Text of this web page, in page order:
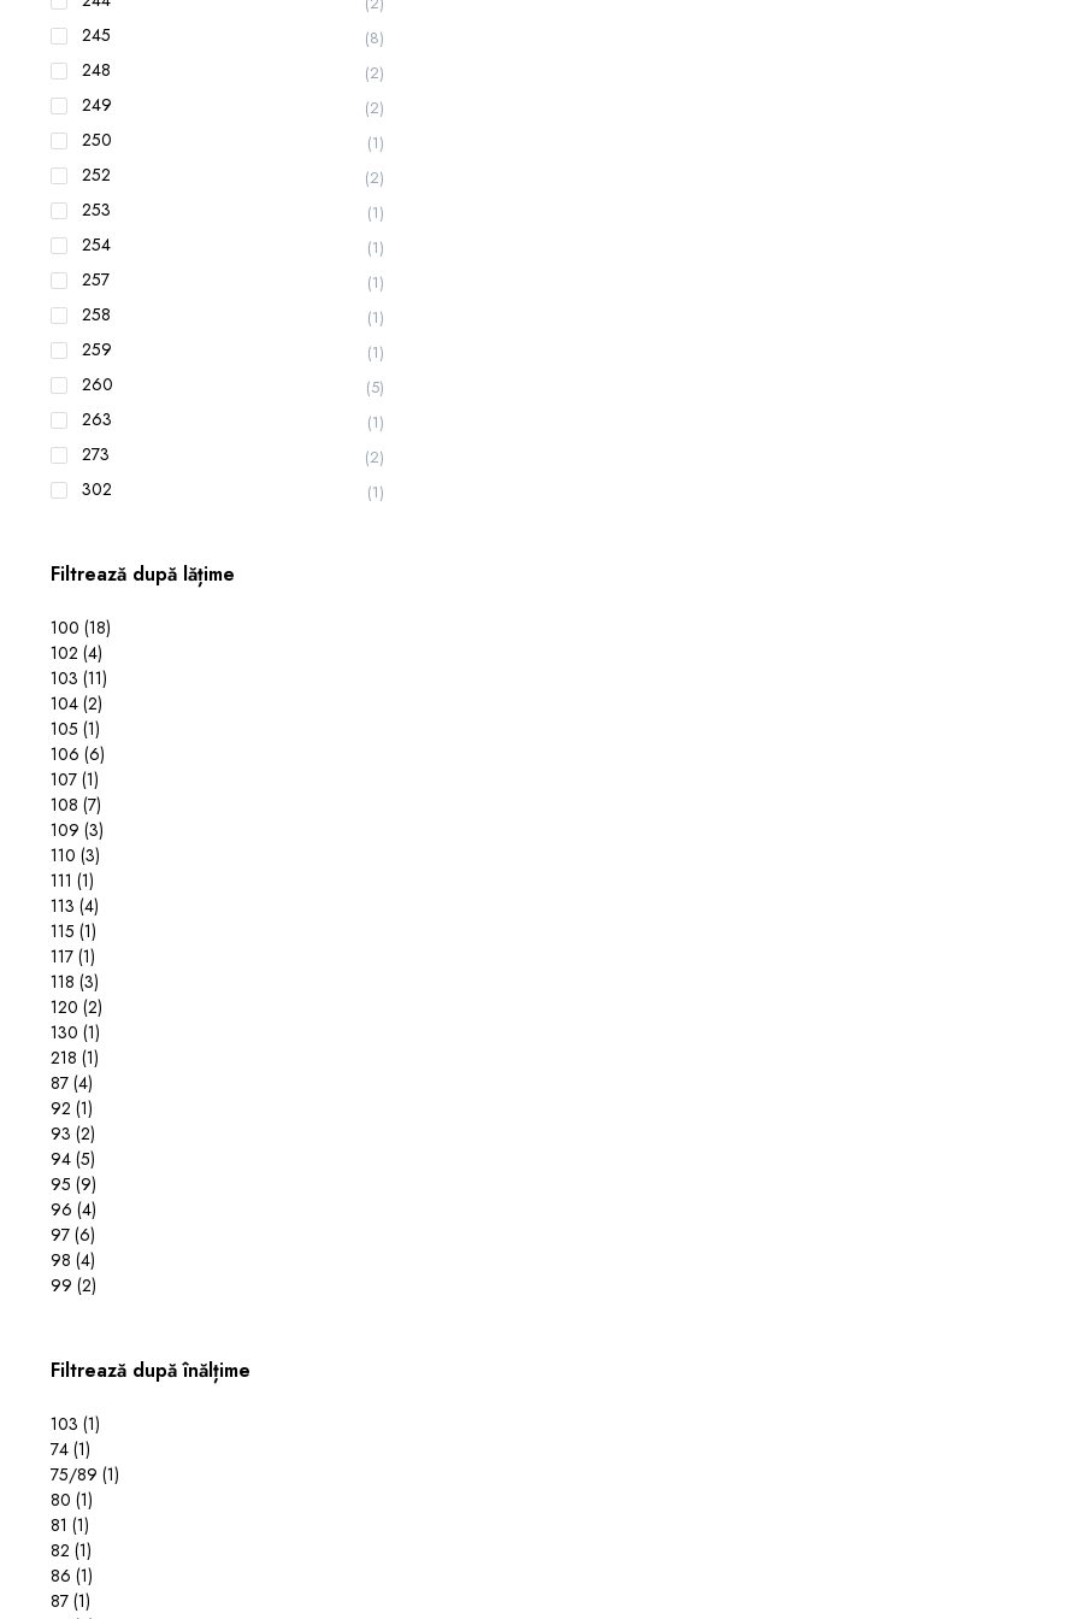
245 (8)
248 (2)
249 (2)
250 (1)
252 (2)
253 (1)
254 (1)
257 (1)
258 (1)
259 (1)
260 (5)
263 (1)
273 (2)
302 (1)
Filtrează după lățime
100 (18)
102 (4)
103 (11)
104 (2)
105 (1)
106 (6)
107 (1)
108 (7)
109 (3)
110 (3)
111 (1)
113 (4)
115 (1)
117 (1)
118 (3)
120 (2)
130 (1)
218 (1)
87 (4)
92 (1)
93 (2)
94 (5)
95 (9)
96 (4)
97 (6)
98 (4)
99 (2)
Filtrează după înălțime
103 (1)
74 (1)
75/89 (1)
80 (1)
81 (1)
82 (1)
86 (1)
87 (1)